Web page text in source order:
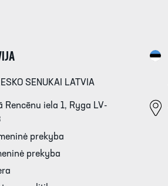
SENUKAI LATVIA
Rencēnu iela 1, Ryga LV-
prekyba
prekyba